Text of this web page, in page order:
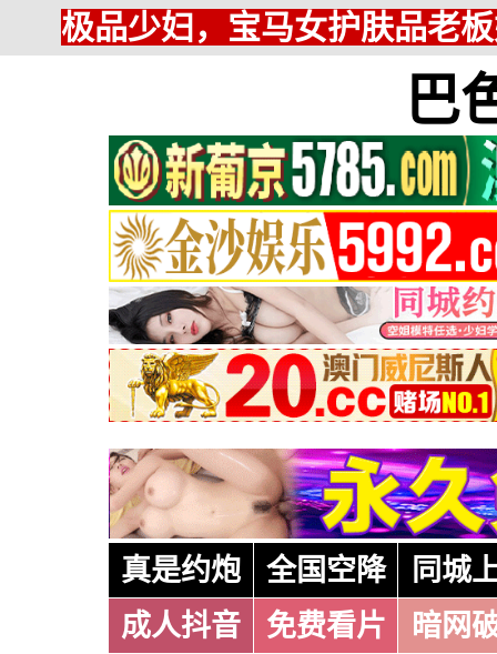
极品少妇，宝马女护肤品老
巴
真是约炮 全国空降
同城
成人抖音
免费看片
暗网